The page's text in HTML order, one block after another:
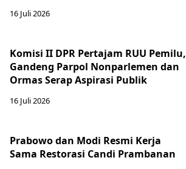
16 Juli 2026
Komisi II DPR Pertajam RUU Pemilu,
Gandeng Parpol Nonparlemen dan
Ormas Serap Aspirasi Publik
16 Juli 2026
Prabowo dan Modi Resmi Kerja
Sama Restorasi Candi Prambanan